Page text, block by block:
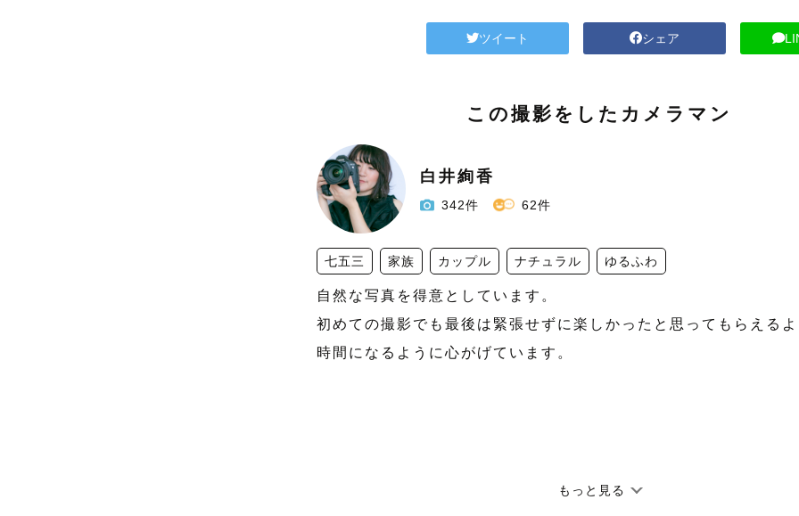
ツイート シェア
この撮影をしたカメラマン
白井絢香
342件 62件
七五三 家族 カップル ナチュラル ゆるふわ
自然な写真を得意としています。
初めての撮影でも最後は緊張せずに楽しかったと思ってもらえる
時間になるように心がげています。
もっと見る